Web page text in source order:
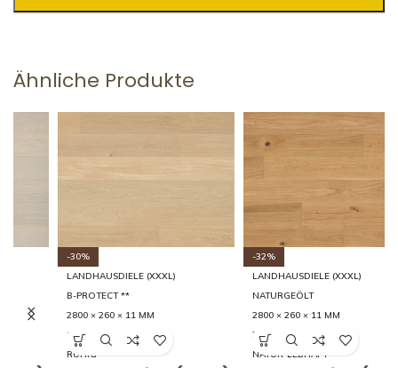
Ähnliche Produkte
LANDHAUSDIELE (XXXL)
B-PROTECT **
2800 × 260 × 11 MM
14 RUHIG
LANDHAUSDIELE (XXXL)
NATURGEÖLT
2800 × 260 × 11 MM
35 LEBHAFT
NATUR-LEBHAFT